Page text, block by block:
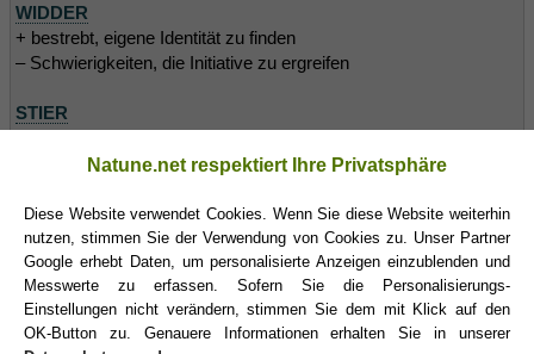
WIDDER
+ bestrebt, eigene Identität zu finden
– Schwierigkeiten, die Initiative zu ergreifen
STIER
– definiert sich über Materie
ZWILLINGE
+ mit Worten Heilung bewirken
– fühlt sich intellektuell minderwertig
KREBS
+ gibt emotionale Unterstützung in der Familie
Natune.net respektiert Ihre Privatsphäre
Diese Website verwendet Cookies. Wenn Sie diese Website weiterhin
nutzen, stimmen Sie der Verwendung von Cookies zu. Unser Partner
Google erhebt Daten, um personalisierte Anzeigen einzublenden und
Messwerte zu erfassen. Sofern Sie die Personalisierungs-
Einstellungen nicht verändern, stimmen Sie dem mit Klick auf den
OK-Button zu. Genauere Informationen erhalten Sie in unserer